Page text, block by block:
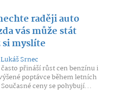
raději auto
vás může stát
myslíte
Lukáš Srnec
přináší růst cen benzínu i
poptávce během letních
ceny se pohybují...